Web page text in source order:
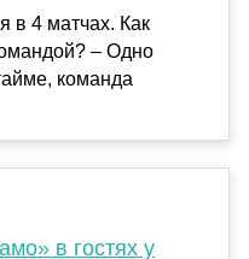
в 4 матчах. Как
– Одно
команда
в гостях у